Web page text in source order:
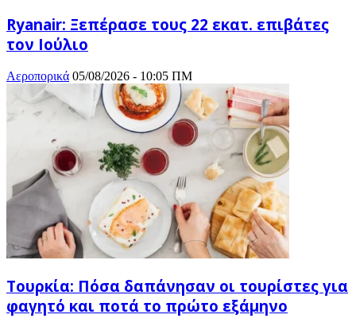
Ryanair: Ξεπέρασε τους 22 εκατ. επιβάτες
τον Ιούλιο
Αεροπορικά 05/08/2026 - 10:05 ΠΜ
Τουρκία: Πόσα δαπάνησαν οι τουρίστες για
φαγητό και ποτά το πρώτο εξάμηνο